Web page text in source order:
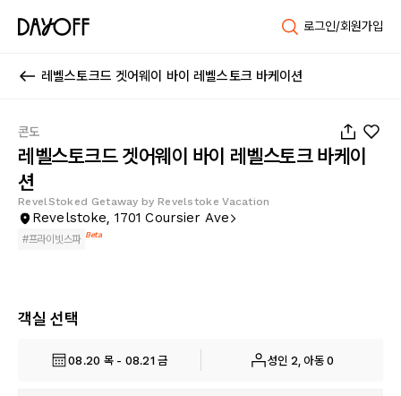
로그인/회원가입
레벨스토크드 겟어웨이 바이 레벨스토크 바케이션
콘도
레벨스토크드 겟어웨이 바이 레벨스토크 바케이
션
RevelStoked Getaway by Revelstoke Vacation
Revelstoke, 1701 Coursier Ave
#프라이빗스파 Beta
객실 선택
08.20 목 - 08.21 금 성인 2, 아동 0